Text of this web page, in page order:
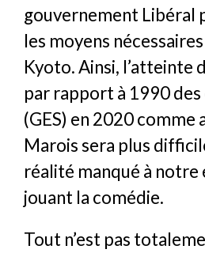
gouvernement Libéral
les moyens
Kyoto. Ainsi, l’atteinte
par rapport à 1990
(GES) en 2020
Marois sera plus
réalité manqué à
jouant la comédie.
Tout n’est pas